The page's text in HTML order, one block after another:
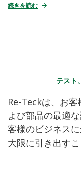
続きを読む
テスト
Re-Teckは、お
よび部品の最適
客様のビジネス
大限に引き出すこ